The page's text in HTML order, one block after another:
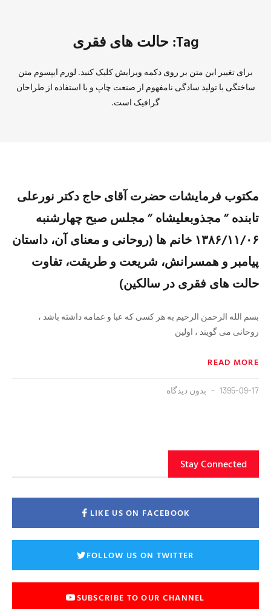
Tag: حالت های فقری
برای تغییر این متن بر روی دکمه ویرایش کلیک کنید. لورم ایپسوم متن
ساختگی با تولید سادگی نامفهوم از صنعت چاپ و با استفاده از طراحان
گرافیک است.
مکتوب فرمایشات حضرت آقای حاج دکتر نورعلی
تابنده ” مجذوبعلیشاه ” مجلس صبح چهارشنبه
۱۳۸۶/۱۱/۰۶ خانم ها (روحانی و معنای آن، داستان
پیامبر و همسرانش، شریعت و طریقت، تفاوت
حالت های فقری در سالکین)
بسم الله الرحمن الرحیم به هر کسی که عبا و عمامه داشته باشد ،
روحانی می گویند ، اولین
READ MORE
1395-09-17 بدون دیدگاه
Stay Connected
LIKE US ON FACEBOOK
FOLLOW US ON TWITTER
SUBSCRIBE TO OUR CHANNEL